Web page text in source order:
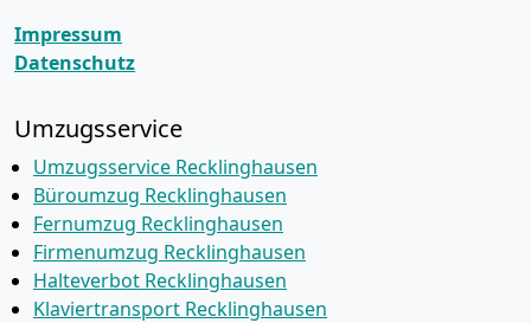
Impressum
Datenschutz
Umzugsservice
Umzugsservice Recklinghausen
Büroumzug Recklinghausen
Fernumzug Recklinghausen
Firmenumzug Recklinghausen
Halteverbot Recklinghausen
Klaviertransport Recklinghausen